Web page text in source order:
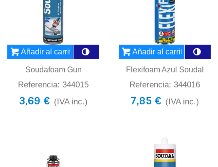
Añadir al carrito
Soudafoam Gun
Referencia: 344015
3,69 € (IVA inc.)
Añadir al carrito
Flexifoam Azul Soudal
Referencia: 344016
7,85 € (IVA inc.)